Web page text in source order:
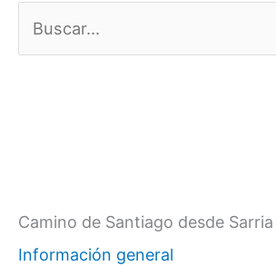
u
p
o
Camino de Santiago desde Sarria
Información general